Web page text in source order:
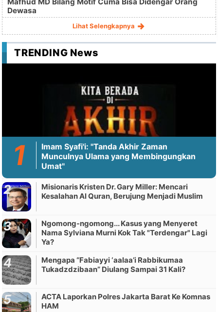
Dewasa
Lihat Selengkapnya
TRENDING News
Imam Syafi'i: "Tanda Akhir Zaman
Munculnya Ulama yang Membingungkan
Umat"
Misionaris Kristen Dr. Gary Miller: Mencari
Kesalahan Al Quran, Berujung Menjadi Muslim
Ngomong-ngomong... Kasus yang Menyeret
Nama Sylviana Murni Kok Tak "Terdengar" Lagi
Ya?
Mengapa “Fabiayyi ‘aalaa’i Rabbikumaa
Tukadzdzibaan” Diulang Sampai 31 Kali?
ACTA Laporkan Polres Jakarta Barat Ke Komnas
HAM